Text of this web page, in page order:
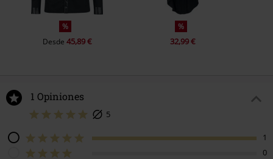
%
Desde 45,89 €
%
32,99 €
1 Opiniones
5
1
0